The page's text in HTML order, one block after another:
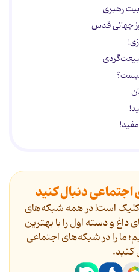
رهبری
جهانی قدس
اجتماعی دنبال کنید
کلیک است! در همه شبکه‌های
و دسته اول را با بهترین
ما را در شبکه‌های اجتماعی
کنید.